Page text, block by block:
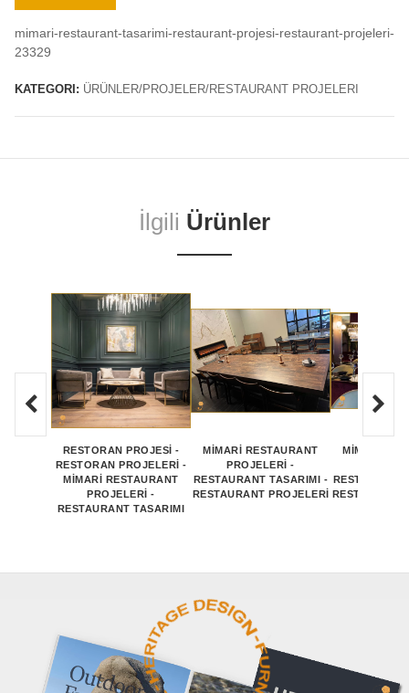
mimari-restaurant-tasarimi-restaurant-projesi-restaurant-projeleri-
23329
KATEGORI: ÜRÜNLER/PROJELER/RESTAURANT PROJELERI
İlgili Ürünler
RESTORAN PROJESİ -
RESTORAN PROJELERİ -
MİMARİ RESTAURANT
PROJELERİ -
RESTAURANT TASARIMI
MİMARİ RESTAURANT
PROJELERİ -
RESTAURANT TASARIMI -
RESTAURANT PROJELERİ
MİMARİ
RESTAURANT